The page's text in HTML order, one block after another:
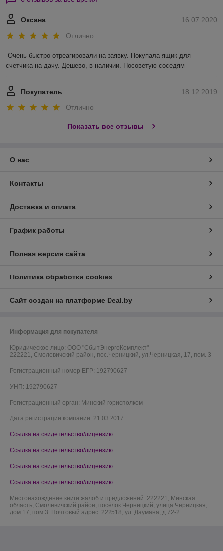
16.07.2020
Оксана
Отлично
Очень быстро отреагировали на заявку. Покупала ящик для
счетчика на дачу. Дешево, в наличии. Посоветую соседям
18.12.2019
Покупатель
Отлично
Показать все отзывы
О нас
Контакты
Доставка и оплата
График работы
Полная версия сайта
Политика обработки cookies
Сайт создан на платформе Deal.by
Информация для покупателя
Юридическое лицо: ООО "СбытЭнергоКомплект"
222221, Смолевичский район, пос.Черницкий, ул.Черницкая, 17, пом. 3
Регистрационный номер ЕГР: 192790627
УНП: 192790627
Регистрационный орган: Минский горисполком
Дата регистрации компании: 21.03.2017
Ссылка на свидетельство/лицензию
Ссылка на свидетельство/лицензию
Ссылка на свидетельство/лицензию
Ссылка на свидетельство/лицензию
Местонахождение книги жалоб и предложений: 222221, Минская
область, Смолевичский район, посёлок Черницкий, улица Черницкая,
дом 17, пом.3. Почтовый адрес: 222518, ул. Даумана, д.72-2